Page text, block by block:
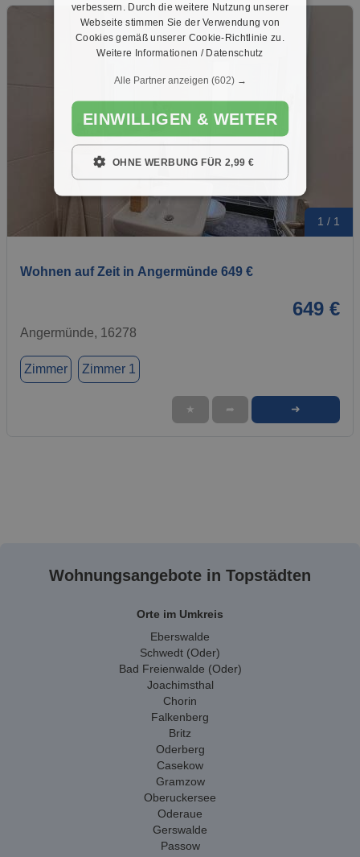
1 / 1
Wohnen auf Zeit in Angermünde 649 €
649 €
Angermünde, 16278
Zimmer Zimmer 1
★ ➦ ➜
Wohnungsangebote in Topstädten
Orte im Umkreis
Eberswalde
Schwedt (Oder)
Bad Freienwalde (Oder)
Joachimsthal
Chorin
Falkenberg
Britz
Oderberg
Casekow
Gramzow
Oberuckersee
Oderaue
Gerswalde
Passow
verbessern. Durch die weitere Nutzung unserer
Webseite stimmen Sie der Verwendung von
Cookies gemäß unserer Cookie-Richtlinie zu.
Weitere Informationen / Datenschutz
Alle Partner anzeigen (602) →
EINWILLIGEN & WEITER
OHNE WERBUNG FÜR 2,99 €